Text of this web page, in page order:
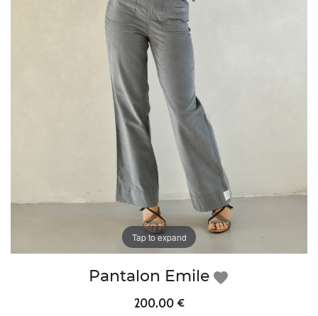
Tap to expand
Pantalon Emile favorite
200,00 €